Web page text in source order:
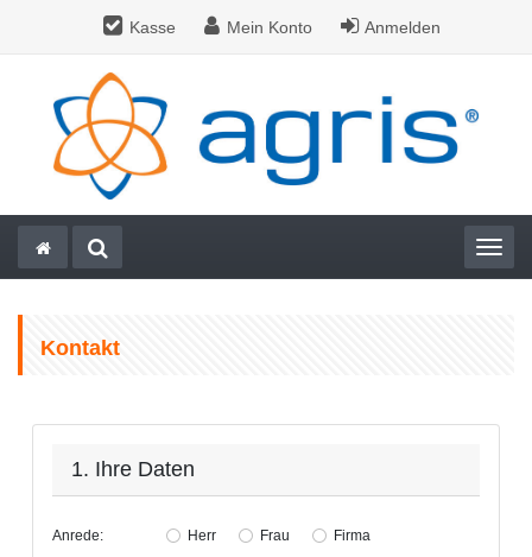
Kasse Mein Konto Anmelden
Kontakt